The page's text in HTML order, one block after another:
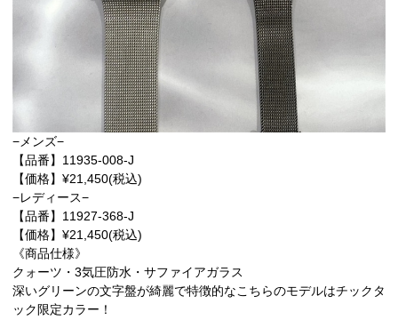
−メンズ−
【品番】11935-008-J
【価格】¥21,450(税込)
−レディース−
【品番】11927-368-J
【価格】¥21,450(税込)
《商品仕様》
クォーツ・3気圧防水・サファイアガラス
深いグリーンの文字盤が綺麗で特徴的なこちらのモデルはチックタ
ック限定カラー！